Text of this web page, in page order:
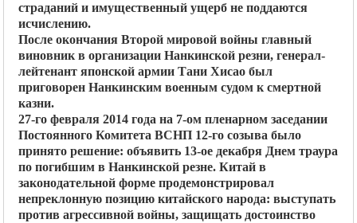
страданий и имущественный ущерб не поддаются
исчислению.
После окончания Второй мировой войны главный
виновник в организации Нанкинской резни, генерал-
лейтенант японской армии Тани Хисао был
приговорен Нанкинским военным судом к смертной
казни.
27-го февраля 2014 года на 7-ом пленарном заседании
Постоянного Комитета ВСНП 12-го созыва было
принято решение: объявить 13-ое декабря Днем траура
по погибшим в Нанкинской резне. Китай в
законодательной форме продемонстрировал
непреклонную позицию китайского народа: выступать
против агрессивной войны, защищать достоинство